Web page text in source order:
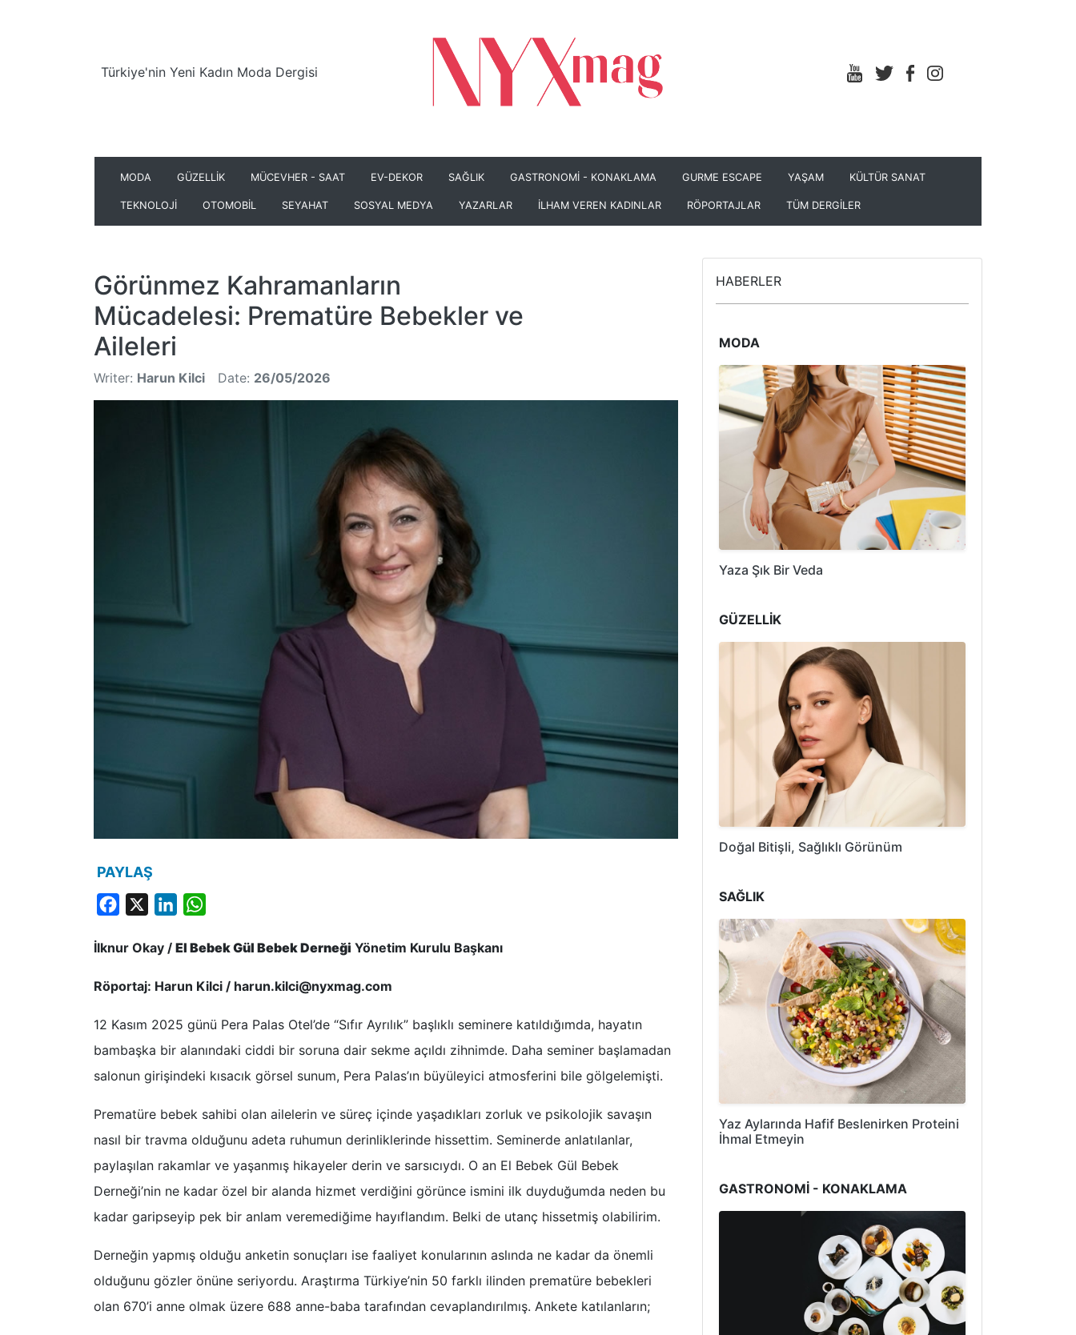
Türkiye'nin Yeni Kadın Moda Dergisi
MODA GÜZELLİK MÜCEVHER - SAAT EV-DEKOR SAĞLIK GASTRONOMİ - KONAKLAMA GURME ESCAPE YAŞAM KÜLTÜR SANAT
TEKNOLOJİ OTOMOBİL SEYAHAT SOSYAL MEDYA YAZARLAR İLHAM VEREN KADINLAR RÖPORTAJLAR TÜM DERGİLER
Görünmez Kahramanların
Mücadelesi: Prematüre Bebekler ve
Aileleri
Writer: Harun Kilci Date: 26/05/2026
PAYLAŞ
Facebook LinkedIn
İlknur Okay / ​ El Bebek Gül Bebek Derneği Yönetim Kurulu Başkanı
Röportaj: Harun Kilci / harun.kilci@nyxmag.com
12 Kasım 2025 günü Pera Palas Otel’de “Sıfır Ayrılık” başlıklı seminere katıldığımda, hayatın
bambaşka bir alanındaki ciddi bir soruna dair sekme açıldı zihnimde. Daha seminer başlamadan
salonun girişindeki kısacık görsel sunum, Pera Palas’ın büyüleyici atmosferini bile gölgelemişti.
Prematüre bebek sahibi olan ailelerin ve süreç içinde yaşadıkları zorluk ve psikolojik savaşın
nasıl bir travma olduğunu adeta ruhumun derinliklerinde hissettim. Seminerde anlatılanlar,
paylaşılan rakamlar ve yaşanmış hikayeler derin ve sarsıcıydı. O an El Bebek Gül Bebek
Derneği’nin ne kadar özel bir alanda hizmet verdiğini görünce ismini ilk duyduğumda neden bu
kadar garipseyip pek bir anlam veremediğime hayıflandım. Belki de utanç hissetmiş olabilirim.
Derneğin yapmış olduğu anketin sonuçları ise faaliyet konularının aslında ne kadar da önemli
olduğunu gözler önüne seriyordu. Araştırma Türkiye’nin 50 farklı ilinden prematüre bebekleri
olan 670’i anne olmak üzere 688 anne-baba tarafından cevaplandırılmış. Ankete katılanların;
HABERLER
MODA
Yaza Şık Bir Veda
GÜZELLİK
Doğal Bitişli, Sağlıklı Görünüm
SAĞLIK
Yaz Aylarında Hafif Beslenirken Proteini
İhmal Etmeyin
GASTRONOMİ - KONAKLAMA